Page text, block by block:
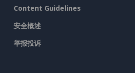
Content Guidelines
安全概述
举报投诉